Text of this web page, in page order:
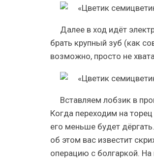
Далее в ход идёт
брать крупный зуб (как
возможно, просто не
Вставляем лобзик в
Когда переходим на
его меньше будет
об этом вас известит
операцию с болгаркой.